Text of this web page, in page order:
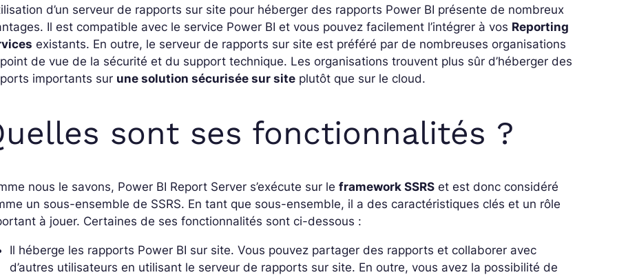
d’un serveur de rapports sur site pour héberger des rapports Power BI présente de nombreux
Il est compatible avec le service Power BI et vous pouvez facilement l’intégrer à vos Reporting
existants. En outre, le serveur de rapports sur site est préféré par de nombreuses organisations
de vue de la sécurité et du support technique. Les organisations trouvent plus sûr d’héberger des
importants sur une solution sécurisée sur site plutôt que sur le cloud.
sont ses fonctionnalités ?
nous le savons, Power BI Report Server s’exécute sur leframework SSRS et est donc considéré
un sous-ensemble de SSRS. En tant que sous-ensemble, il a des caractéristiques clés et un rôle
à jouer. Certaines de ses fonctionnalités sont ci-dessous :
Il héberge les rapports Power BI sur site. Vous pouvez partager des rapports et collaborer avec
d’autres utilisateurs en utilisant le serveur de rapports sur site. En outre, vous avez la possibilité de